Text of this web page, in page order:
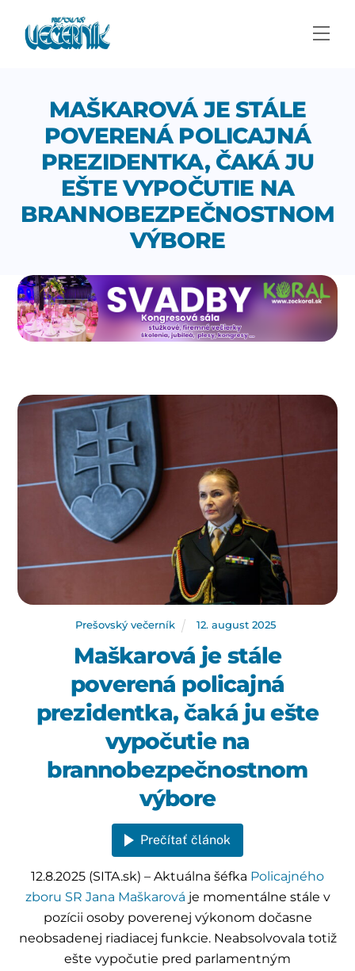
content
MAŠKAROVÁ JE STÁLE
POVERENÁ POLICAJNÁ
PREZIDENTKA, ČAKÁ JU
EŠTE VYPOČUTIE NA
BRANNOBEZPEČNOSTNOM
VÝBORE
Prešovský večerník 12. august 2025
Maškarová je stále
poverená policajná
prezidentka, čaká ju ešte
vypočutie na
brannobezpečnostnom
výbore
Prečítať článok
12.8.2025 (SITA.sk) – Aktuálna šéfka Policajného
zboru SR Jana Maškarová je momentálne stále v
pozícii osoby poverenej výkonom dočasne
neobsadenej riadiacej funkcie. Neabsolvovala totiž
ešte vypočutie pred parlamentným